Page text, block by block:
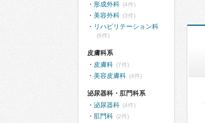
形成外科 (4件)
美容外科 (3件)
リハビリテーション科
(6件)
皮膚科系
皮膚科 (7件)
美容皮膚科 (4件)
泌尿器科・肛門科系
泌尿器科 (4件)
肛門科 (2件)